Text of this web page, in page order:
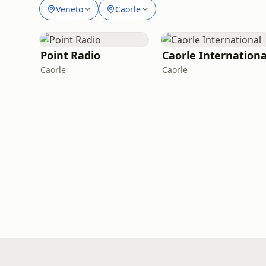
Veneto Caorle
Point Radio
Caorle
Caorle
Caorle